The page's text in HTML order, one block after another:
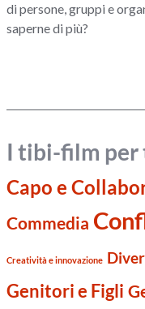
di persone, gruppi e
saperne di più?
I tibi-film per
Capo e
Commedia
Creatività e innovazione
Genitori e Figli